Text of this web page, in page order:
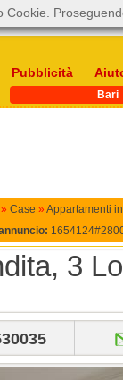
Pubblicità
Bari
» Case » Appartamenti
3
Cookie.